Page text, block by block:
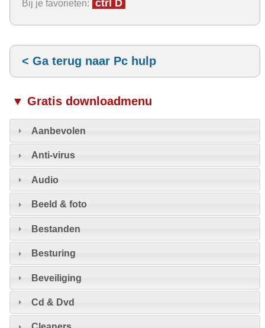
Bij je favorieten: ctrl D
< Ga terug naar Pc hulp
▼ Gratis downloadmenu
Aanbevolen
Anti-virus
Audio
Beeld & foto
Bestanden
Besturing
Beveiliging
Cd & Dvd